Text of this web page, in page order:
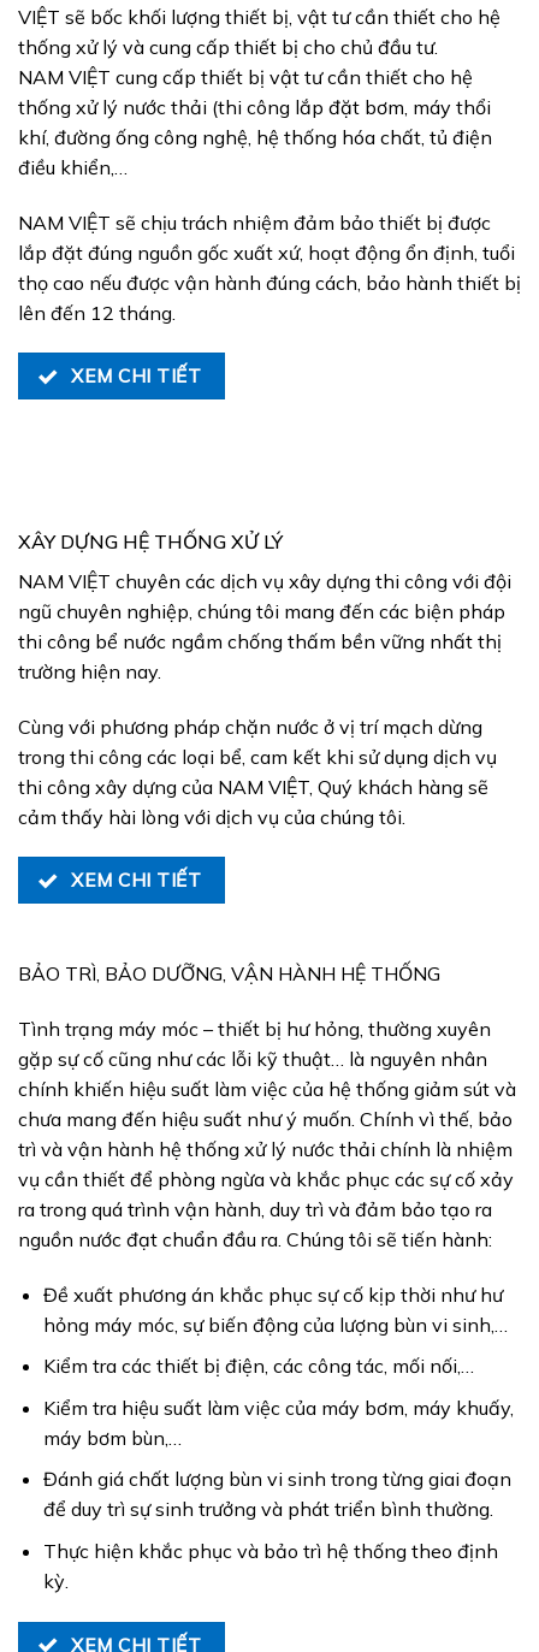
VIỆT sẽ bốc khối lượng thiết bị, vật tư cần thiết cho hệ
thống xử lý và cung cấp thiết bị cho chủ đầu tư.
NAM VIỆT cung cấp thiết bị vật tư cần thiết cho hệ
thống xử lý nước thải (thi công lắp đặt bơm, máy thổi
khí, đường ống công nghệ, hệ thống hóa chất, tủ điện
điều khiển,…
NAM VIỆT sẽ chịu trách nhiệm đảm bảo thiết bị được
lắp đặt đúng nguồn gốc xuất xứ, hoạt động ổn định, tuổi
thọ cao nếu được vận hành đúng cách, bảo hành thiết bị
lên đến 12 tháng.
XEM CHI TIẾT
XÂY DỰNG HỆ THỐNG XỬ LÝ
NAM VIỆT chuyên các dịch vụ xây dựng thi công với đội
ngũ chuyên nghiệp, chúng tôi mang đến các biện pháp
thi công bể nước ngầm chống thấm bền vững nhất thị
trường hiện nay.
Cùng với phương pháp chặn nước ở vị trí mạch dừng
trong thi công các loại bể, cam kết khi sử dụng dịch vụ
thi công xây dựng của NAM VIỆT, Quý khách hàng sẽ
cảm thấy hài lòng với dịch vụ của chúng tôi.
XEM CHI TIẾT
BẢO TRÌ, BẢO DƯỠNG, VẬN HÀNH HỆ THỐNG
Tình trạng máy móc – thiết bị hư hỏng, thường xuyên
gặp sự cố cũng như các lỗi kỹ thuật… là nguyên nhân
chính khiến hiệu suất làm việc của hệ thống giảm sút và
chưa mang đến hiệu suất như ý muốn. Chính vì thế, bảo
trì và vận hành hệ thống xử lý nước thải chính là nhiệm
vụ cần thiết để phòng ngừa và khắc phục các sự cố xảy
ra trong quá trình vận hành, duy trì và đảm bảo tạo ra
nguồn nước đạt chuẩn đầu ra. Chúng tôi sẽ tiến hành:
Đề xuất phương án khắc phục sự cố kịp thời như hư
hỏng máy móc, sự biến động của lượng bùn vi sinh,…
Kiểm tra các thiết bị điện, các công tác, mối nối,…
Kiểm tra hiệu suất làm việc của máy bơm, máy khuấy,
máy bơm bùn,…
Đánh giá chất lượng bùn vi sinh trong từng giai đoạn
để duy trì sự sinh trưởng và phát triển bình thường.
Thực hiện khắc phục và bảo trì hệ thống theo định
kỳ.
XEM CHI TIẾT